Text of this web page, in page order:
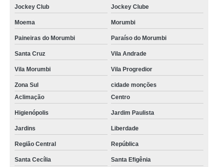
Jockey Club Jockey Clube
Moema Morumbi
Paineiras do Morumbi Paraíso do Morumbi
Santa Cruz Vila Andrade
Vila Morumbi Vila Progredior
Zona Sul
cidade monções
Aclimação
Centro
Higienópolis Jardim Paulista
Jardins Liberdade
Região Central República
Santa Cecília
Santa Efigênia